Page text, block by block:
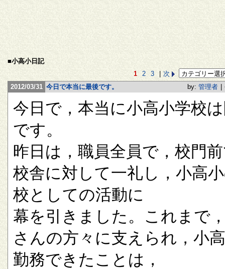
■小高小日記
1
2 3
次
2012/03/31 今日で本当に最後です。 by: 管理者
今日で，本当に小高小学校
です。
昨日は，職員全員で，校門
校舎に対して一礼し，小高
校としての活動に
幕を引きました。これまで
さんの方々に支えられ，小
勤務できたことは，